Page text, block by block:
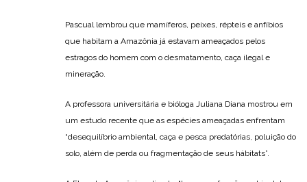
Pascual lembrou que mamíferos, peixes, répteis e anfíbios
que habitam a Amazônia já estavam ameaçados pelos
estragos do homem com o desmatamento, caça ilegal e
mineração.
A professora universitária e bióloga Juliana Diana mostrou em
um estudo recente que as espécies ameaçadas enfrentam
“desequilíbrio ambiental, caça e pesca predatórias, poluição do
solo, além de perda ou fragmentação de seus hábitats”.